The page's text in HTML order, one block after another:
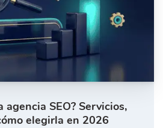
agencia SEO? Servicios,
elegirla en 2026